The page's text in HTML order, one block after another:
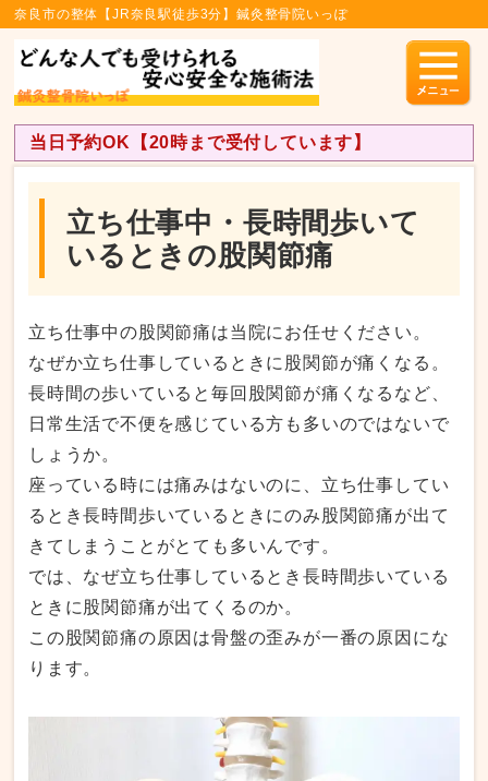
奈良市の整体【JR奈良駅徒歩3分】鍼灸整骨院いっぽ
当日予約OK【20時まで受付しています】
立ち仕事中・長時間歩いて
いるときの股関節痛
立ち仕事中の股関節痛は当院にお任せください。
なぜか立ち仕事しているときに股関節が痛くなる。
長時間の歩いていると毎回股関節が痛くなるなど、
日常生活で不便を感じている方も多いのではないで
しょうか。
座っている時には痛みはないのに、立ち仕事してい
るとき長時間歩いているときにのみ股関節痛が出て
きてしまうことがとても多いんです。
では、なぜ立ち仕事しているとき長時間歩いている
ときに股関節痛が出てくるのか。
この股関節痛の原因は骨盤の歪みが一番の原因にな
ります。